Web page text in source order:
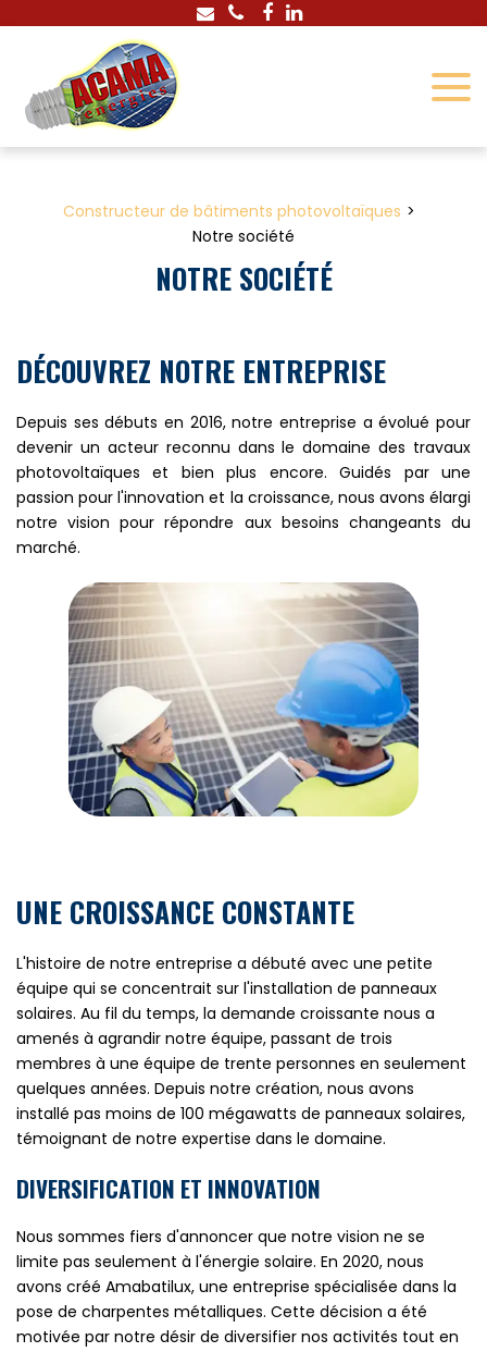
Constructeur de bâtiments photovoltaïques
Notre société
NOTRE SOCIÉTÉ
DÉCOUVREZ NOTRE ENTREPRISE
Depuis ses débuts en 2016, notre entreprise a évolué pour
devenir un acteur reconnu dans le domaine des travaux
photovoltaïques et bien plus encore. Guidés par une
passion pour l'innovation et la croissance, nous avons élargi
notre vision pour répondre aux besoins changeants du
marché.
UNE CROISSANCE CONSTANTE
L'histoire de notre entreprise a débuté avec une petite
équipe qui se concentrait sur l'installation de panneaux
solaires. Au fil du temps, la demande croissante nous a
amenés à agrandir notre équipe, passant de trois
membres à une équipe de trente personnes en seulement
quelques années. Depuis notre création, nous avons
installé pas moins de 100 mégawatts de panneaux solaires,
témoignant de notre expertise dans le domaine.
DIVERSIFICATION ET INNOVATION
Nous sommes fiers d'annoncer que notre vision ne se
limite pas seulement à l'énergie solaire. En 2020, nous
avons créé Amabatilux, une entreprise spécialisée dans la
pose de charpentes métalliques. Cette décision a été
motivée par notre désir de diversifier nos activités tout en
Panneau de gestion des cookies